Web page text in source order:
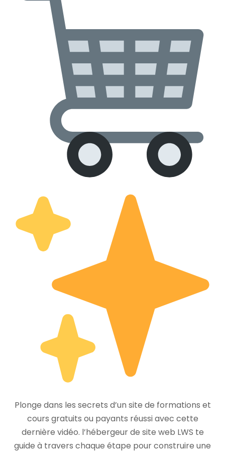
Plonge dans les secrets d’un site de formations et
cours gratuits ou payants réussi avec cette
dernière vidéo. l’hébergeur de site web LWS te
guide à travers chaque étape pour construire une